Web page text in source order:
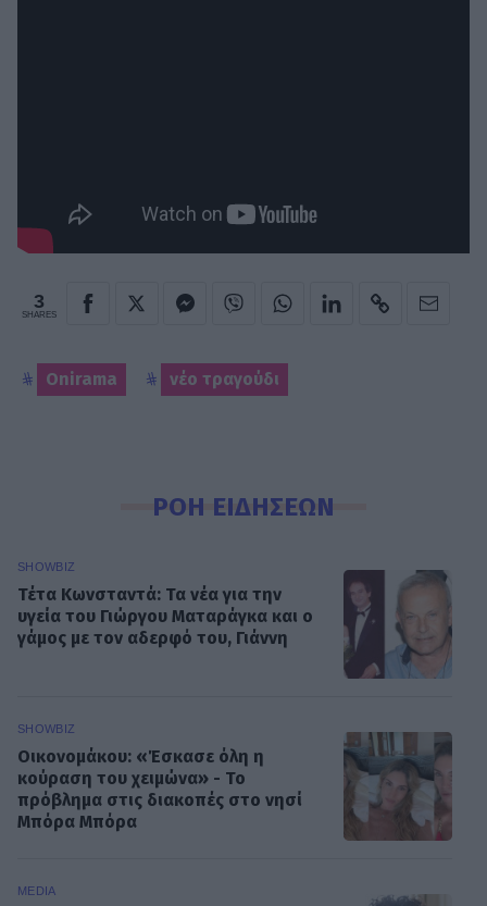
3
SHARES
Onirama νέο τραγούδι
ΡΟΗ ΕΙΔΗΣΕΩΝ
SHOWBIZ
Τέτα Κωνσταντά: Τα νέα για την
υγεία του Γιώργου Ματαράγκα και ο
γάμος με τον αδερφό του, Γιάννη
SHOWBIZ
Οικονομάκου: «Έσκασε όλη η
κούραση του χειμώνα» - Το
πρόβλημα στις διακοπές στο νησί
Μπόρα Μπόρα
MEDIA